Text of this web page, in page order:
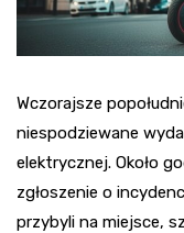
Wczorajsze
niespodziewane
elektrycznej. Około
zgłoszenie o
przybyli na miejsce,